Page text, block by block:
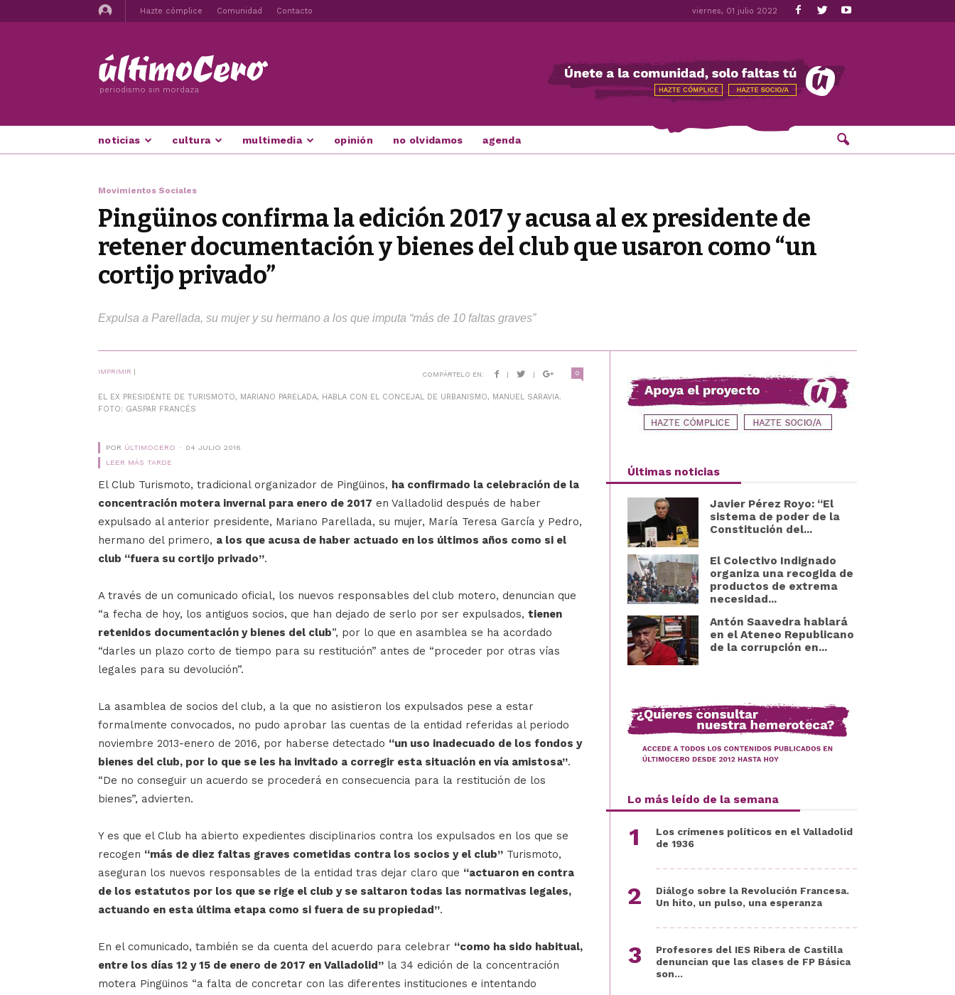
Hazte cómplice Comunidad Contacto viernes, 01 julio 2022
periodismo sin mordaza
noticias cultura multimedia opinión no olvidamos agenda
Movimientos Sociales
Pingüinos confirma la edición 2017 y acusa al ex presidente de
retener documentación y bienes del club que usaron como “un
cortijo privado”
Expulsa a Parellada, su mujer y su hermano a los que imputa “más de 10 faltas graves”
IMPRIMIR | COMPÁRTELO EN: | | 0
EL EX PRESIDENTE DE TURISMOTO, MARIANO PARELADA, HABLA CON EL CONCEJAL DE URBANISMO, MANUEL SARAVIA.
FOTO: GASPAR FRANCÉS
POR ÚLTIMOCERO
04 JULIO 2016
LEER MÁS TARDE
El Club Turismoto, tradicional organizador de Pingüinos, ha confirmado la celebración de la
concentración motera invernal para enero de 2017 en Valladolid después de haber
expulsado al anterior presidente, Mariano Parellada, su mujer, María Teresa García y Pedro,
hermano del primero, a los que acusa de haber actuado en los últimos años como si el
club “fuera su cortijo privado”.
A través de un comunicado oficial, los nuevos responsables del club motero, denuncian que
“a fecha de hoy, los antiguos socios, que han dejado de serlo por ser expulsados, tienen
retenidos documentación y bienes del club”, por lo que en asamblea se ha acordado
“darles un plazo corto de tiempo para su restitución” antes de “proceder por otras vías
legales para su devolución”.
La asamblea de socios del club, a la que no asistieron los expulsados pese a estar
formalmente convocados, no pudo aprobar las cuentas de la entidad referidas al periodo
noviembre 2013-enero de 2016, por haberse detectado “un uso inadecuado de los fondos y
bienes del club, por lo que se les ha invitado a corregir esta situación en vía amistosa”.
“De no conseguir un acuerdo se procederá en consecuencia para la restitución de los
bienes”, advierten.
Y es que el Club ha abierto expedientes disciplinarios contra los expulsados en los que se
recogen “más de diez faltas graves cometidas contra los socios y el club” Turismoto,
aseguran los nuevos responsables de la entidad tras dejar claro que “actuaron en contra
de los estatutos por los que se rige el club y se saltaron todas las normativas legales,
actuando en esta última etapa como si fuera de su propiedad”.
En el comunicado, también se da cuenta del acuerdo para celebrar “como ha sido habitual,
entre los días 12 y 15 de enero de 2017 en Valladolid” la 34 edición de la concentración
motera Pingüinos “a falta de concretar con las diferentes instituciones e intentando
Últimas noticias
Javier Pérez Royo: “El
sistema de poder de la
Constitución del...
El Colectivo Indignado
organiza una recogida de
productos de extrema
necesidad...
Antón Saavedra hablará
en el Ateneo Republicano
de la corrupción en...
Lo más leído de la semana
Los crímenes políticos en el Valladolid
de 1936
Diálogo sobre la Revolución Francesa.
Un hito, un pulso, una esperanza
Profesores del IES Ribera de Castilla
denuncian que las clases de FP Básica
son...